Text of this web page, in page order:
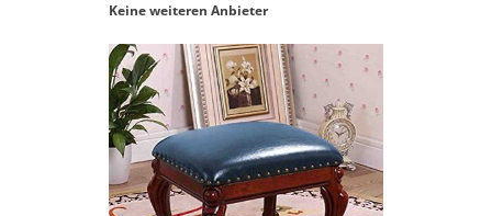
Keine weiteren Anbieter